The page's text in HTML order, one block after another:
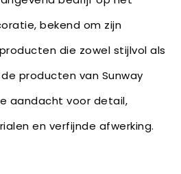
bekend om zijn
die zowel stijlvol als
producten van Sunway
aandacht voor detail,
en verfijnde afwerking.